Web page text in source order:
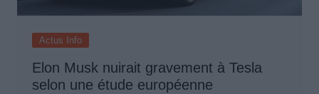
Actus Info
Elon Musk nuirait gravement à Tesla
selon une étude européenne